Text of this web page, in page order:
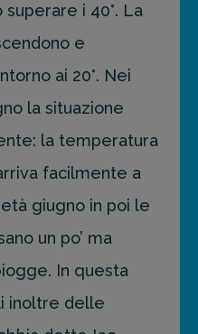
i 40°. La
e
ai 20°. Nei
la situazione
la temperatura
facilmente a
giugno in poi le
un po’ ma
In questa
inoltre delle